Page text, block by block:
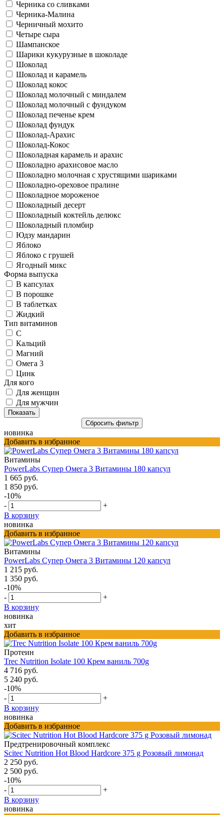
Черника со сливками
Черника-Малина
Черничный мохито
Четыре сыра
Шампанское
Шарики кукурузные в шоколаде
Шоколад
Шоколад и карамель
Шоколад кокос
Шоколад молочный с миндалем
Шоколад молочный с фундуком
Шоколад печенье крем
Шоколад фундук
Шоколад-Арахис
Шоколад-Кокос
Шоколадная карамель и арахис
Шоколадно арахисовое масло
Шоколадно молочная с хрустящими шариками
Шоколадно-ореховое пралине
Шоколадное мороженое
Шоколадный десерт
Шоколадный коктейль делюкс
Шоколадный пломбир
Юдзу мандарин
Яблоко
Яблоко с грушей
Ягодный микс
Форма выпуска
В капсулах
В порошке
В таблетках
Жидкий
Тип витаминов
C
Кальций
Магний
Омега 3
Цинк
Для кого
Для женщин
Для мужчин
новинка
Добавить в избранное
Витамины
PowerLabs Супер Омега 3 Витамины 180 капсул
1 665 руб.
1 850 руб.
-10%
-
+
В корзину
новинка
Добавить в избранное
Витамины
PowerLabs Супер Омега 3 Витамины 120 капсул
1 215 руб.
1 350 руб.
-10%
-
+
В корзину
новинка
хит
Добавить в избранное
Протеин
Trec Nutrition Isolate 100 Крем ваниль 700g
4 716 руб.
5 240 руб.
-10%
-
+
В корзину
новинка
Добавить в избранное
Предтренировочный комплекс
Scitec Nutrition Hot Blood Hardcore 375 g Розовый лимонад
2 250 руб.
2 500 руб.
-10%
-
+
В корзину
новинка